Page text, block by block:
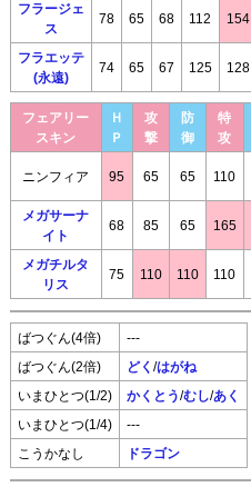
フラージェ
ス
78 65 68 112 154
フラエッテ
(永遠)
74 65 67 125 128
フェアリー
スキン
Ｈ
Ｐ
攻
撃
防
御
特
攻
ニンフィア 95 65 65 110
メガサーナ
イト
68 85 65 165
メガチルタ
リス
75 110 110 110
ばつぐん(4倍) ---
ばつぐん(2倍) どく /はがね
いまひとつ(1/2) かくとう/むし/あく
いまひとつ(1/4) ---
こうかなし ドラゴン